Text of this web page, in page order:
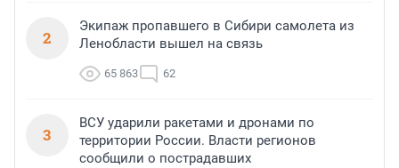
2
Экипаж пропавшего в Сибири самолета из
Ленобласти вышел на связь
65 863 62
3
ВСУ ударили ракетами и дронами по
территории России. Власти регионов
сообщили о пострадавших